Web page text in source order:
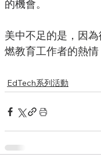
的機會。
美中不足的是，因
燃教育工作者的熱
EdTech系列活動